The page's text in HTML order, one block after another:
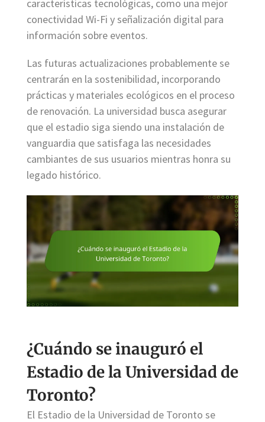
características tecnológicas, como una mejor
conectividad Wi-Fi y señalización digital para
información sobre eventos.
Las futuras actualizaciones probablemente se
centrarán en la sostenibilidad, incorporando
prácticas y materiales ecológicos en el proceso
de renovación. La universidad busca asegurar
que el estadio siga siendo una instalación de
vanguardia que satisfaga las necesidades
cambiantes de sus usuarios mientras honra su
legado histórico.
¿Cuándo se inauguró el
Estadio de la Universidad de
Toronto?
El Estadio de la Universidad de Toronto se